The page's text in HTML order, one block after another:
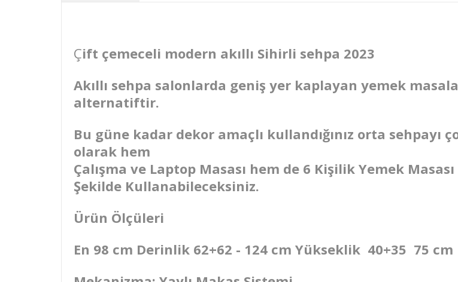
Çift çemeceli modern akıllı Sihirli sehpa 2023​
Akıllı sehpa salonlarda geniş yer kaplayan yemek
alternatiftir.
Bu güne kadar dekor amaçlı kullandığınız orta sehpayı
olarak hem
Çalışma ve Laptop Masası hem de 6 Kişilik Yemek
Şekilde Kullanabileceksiniz.
Ürün Ölçüleri
En 98 cm Derinlik 62+62 - 124 cm Yükseklik 40+35 75 cm